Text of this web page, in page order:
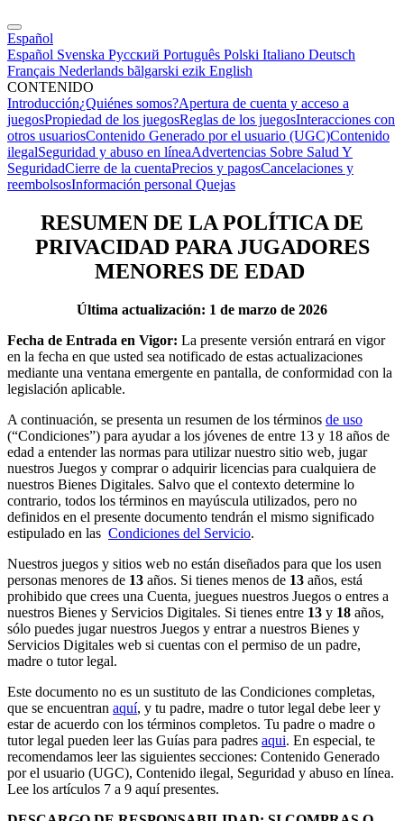
Español
Español Svenska Русский Português Polski Italiano Deutsch
Français Nederlands bãlgarski ezik English
CONTENIDO
Introducción¿Quiénes somos?Apertura de cuenta y acceso a
juegosPropiedad de los juegosReglas de los juegosInteracciones con
otros usuariosContenido Generado por el usuario (UGC)Contenido
ilegalSeguridad y abuso en líneaAdvertencias Sobre Salud Y
SeguridadCierre de la cuentaPrecios y pagosCancelaciones y
reembolsosInformación personal Quejas
RESUMEN DE LA POLÍTICA DE
PRIVACIDAD PARA JUGADORES
MENORES DE EDAD
Última actualización: 1 de marzo de 2026
Fecha de Entrada en Vigor: La presente versión entrará en vigor
en la fecha en que usted sea notificado de estas actualizaciones
mediante una ventana emergente en pantalla, de conformidad con la
legislación aplicable.
A continuación, se presenta un resumen de los términos de uso
(“Condiciones”) para ayudar a los jóvenes de entre 13 y 18 años de
edad a entender las normas para utilizar nuestro sitio web, jugar
nuestros Juegos y comprar o adquirir licencias para cualquiera de
nuestros Bienes Digitales. Salvo que el contexto determine lo
contrario, todos los términos en mayúscula utilizados, pero no
definidos en el presente documento tendrán el mismo significado
estipulado en las Condiciones del Servicio.
Nuestros juegos y sitios web no están diseñados para que los usen
personas menores de 13 años. Si tienes menos de 13 años, está
prohibido que crees una Cuenta, juegues nuestros Juegos o entres a
nuestros Bienes y Servicios Digitales. Si tienes entre 13 y 18 años,
sólo puedes jugar nuestros Juegos y entrar a nuestros Bienes y
Servicios Digitales web si cuentas con el permiso de un padre,
madre o tutor legal.
Este documento no es un sustituto de las Condiciones completas,
que se encuentran aquí, y tu padre, madre o tutor legal debe leer y
estar de acuerdo con los términos completos. Tu padre o madre o
tutor legal pueden leer las Guías para padres aqui. En especial, te
recomendamos leer las siguientes secciones: Contenido Generado
por el usuario (UGC), Contenido ilegal, Seguridad y abuso en línea.
Lee los artículos 7 a 9 aquí presentes.